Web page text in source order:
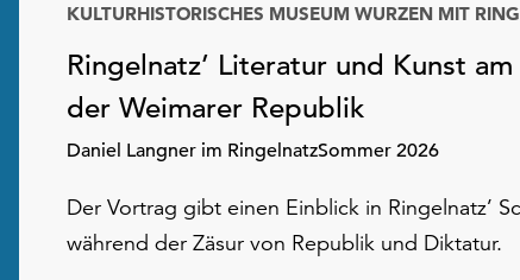
Ringelnatz’ Literatur und Kunst
der Weimarer Republik
Daniel Langner im RingelnatzSommer 2026
Der Vortrag gibt einen Einblick in Ringelnatz’
während der Zäsur von Republik und Diktatur.